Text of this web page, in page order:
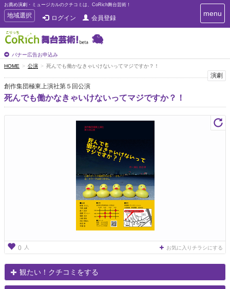
お薦め演劇・ミュージカルのクチコミは、CoRich舞台芸術！
T
o
g
g
e
n
a
v
i
g
地域選択 ログイン 会員登録
バナー広告お申込み
T
o
i
g
menu
HOME 公演 死んでも働かなきゃいけないってマジですか？！
演劇
創作集団極東上演社第５回公演
死んでも働かなきゃいけないってマジですか？！
0 人 お気に入りチラシにする
観たい！クチコミをする